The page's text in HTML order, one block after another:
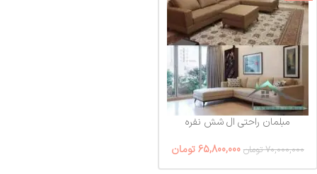
مبلمان راحتی ال شش نفره
70,000,000 تومان 65,800,000 تومان